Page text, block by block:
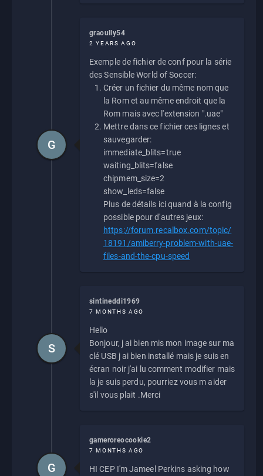
graoully54
2 YEARS AGO
Exemple de fichier de conf pour la série
des Sensible World of Soccer:
Créer un fichier du même nom que
la Rom et au même endroit que la
Rom mais avec l'extension ".uae"
Mettre dans ce fichier ces lignes et
sauvegarder:
immediate_blits=true
waiting_blits=false
chipmem_size=2
show_leds=false
Plus de détails ici quand à la config
possible pour d'autres jeux:
https://forum.recalbox.com/topic/
18191/amiberry-problem-with-uae-
files-and-the-cpu-speed
G
sintineddi1969
7 MONTHS AGO
Hello
Bonjour, j ai bien mis mon image sur ma
clé USB j ai bien installé mais je suis en
écran noir j'ai lu comment modifier mais
la je suis perdu, pourriez vous m aider
s'il vous plait .Merci
S
gameroreocookie2
7 MONTHS AGO
HI CEP I'm Jameel Perkins asking how
G